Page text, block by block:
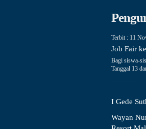
Terbit : 11
Job Fair
Bagi siswa-
Tanggal 13
I Gede
Wayan